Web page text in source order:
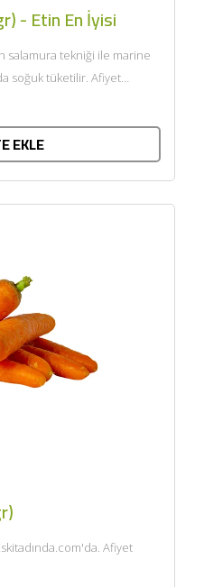
- Etin En İyisi
salamura tekniği ile marine
tüketilir. Afiyet
EKLE
Afiyet